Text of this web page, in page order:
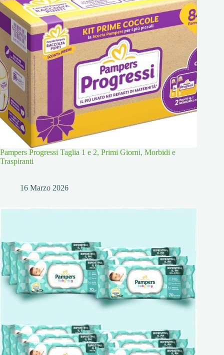
Pampers Progressi Taglia 1 e 2, Primi Giorni, Morbidi e
Traspiranti
16 Marzo 2026